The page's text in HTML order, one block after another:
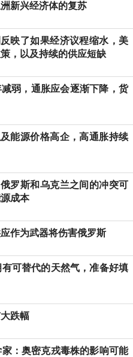
新兴经济体的复苏
映了如果经济议程缩水，美
，以及持续的供应短缺
弱，通胀应会逐渐下降，货
能源价格高企，高通胀持续
罗斯和乌克兰之间的冲突可
成本
作为武器将伤害俄罗斯
可替代的天然气，准备好填
跌幅
：奥密克戎毒株的影响可能